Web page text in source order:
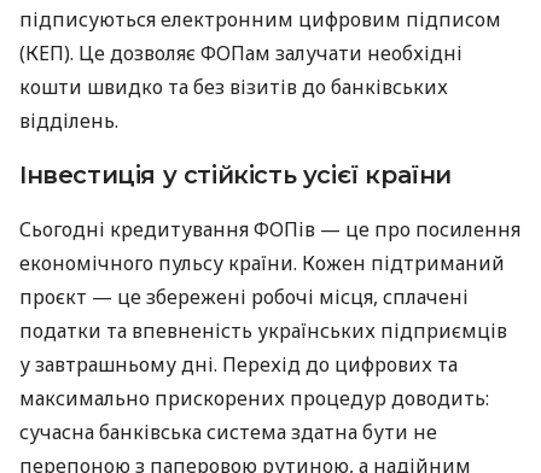
підписуються електронним цифровим підписом
(КЕП). Це дозволяє ФОПам залучати необхідні
кошти швидко та без візитів до банківських
відділень.
Інвестиція у стійкість усієї країни
Сьогодні кредитування ФОПів — це про посилення
економічного пульсу країни. Кожен підтриманий
проєкт — це збережені робочі місця, сплачені
податки та впевненість українських підприємців
у завтрашньому дні. Перехід до цифрових та
максимально прискорених процедур доводить:
сучасна банківська система здатна бути не
перепоною з паперовою рутиною, а надійним